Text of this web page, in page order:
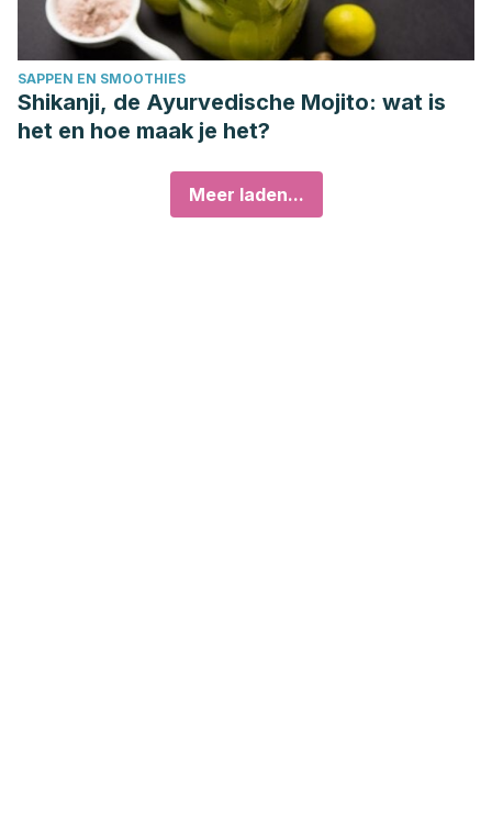
SAPPEN EN SMOOTHIES
Shikanji, de Ayurvedische Mojito: wat is
het en hoe maak je het?
Meer laden...